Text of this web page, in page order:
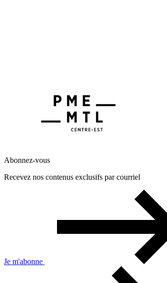
Abonnez-vous
Recevez nos contenus exclusifs par courriel
Je m'abonne